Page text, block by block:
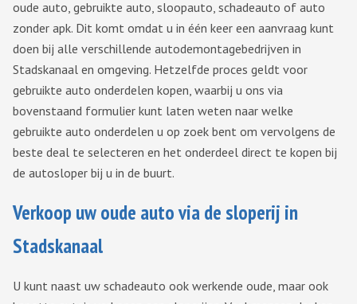
oude auto, gebruikte auto, sloopauto, schadeauto of auto
zonder apk. Dit komt omdat u in één keer een aanvraag kunt
doen bij alle verschillende autodemontagebedrijven in
Stadskanaal en omgeving. Hetzelfde proces geldt voor
gebruikte auto onderdelen kopen, waarbij u ons via
bovenstaand formulier kunt laten weten naar welke
gebruikte auto onderdelen u op zoek bent om vervolgens de
beste deal te selecteren en het onderdeel direct te kopen bij
de autosloper bij u in de buurt.
Verkoop uw oude auto via de sloperij in
Stadskanaal
U kunt naast uw schadeauto ook werkende oude, maar ook